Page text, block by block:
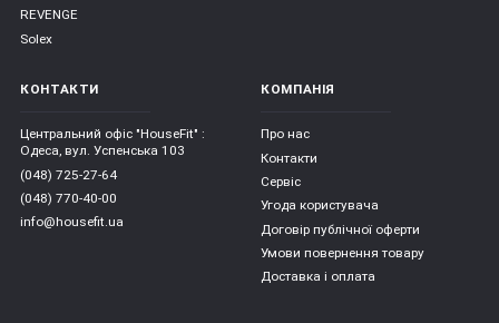
REVENGE
Solex
КОНТАКТИ
Центральний офіс "HouseFit" :
Одеса, вул. Успенська 103
(048) 725-27-64
(048) 770-40-00
info@housefit.ua
КОМПАНІЯ
Про нас
Контакти
Сервіс
Угода користувача
Договір публічної оферти
Умови повернення товару
Доставка і оплата